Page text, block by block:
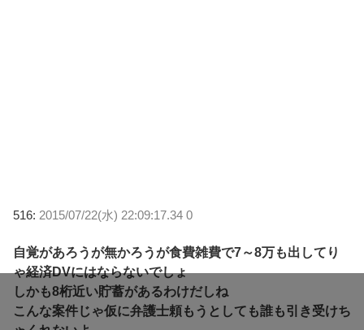
516: 2015/07/22(水) 22:09:17.34 0
自覚があろうが無かろうが食費雑費で7～8万も出してり
ゃ経済DVにはならないでしょ
しかも8桁近い貯蓄があるわけだしね
こんな案件じゃ仮に弁護士頼もうとしても誰も引き受けち